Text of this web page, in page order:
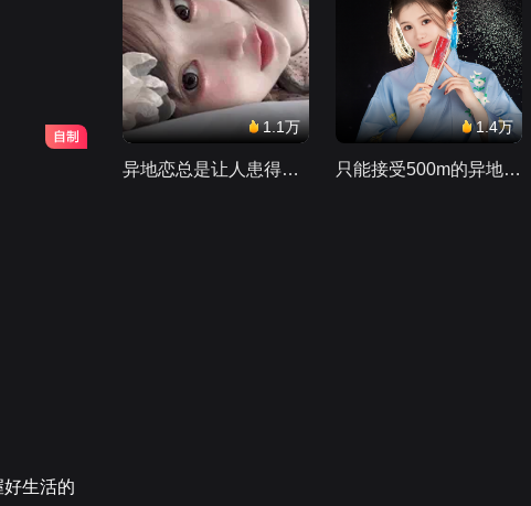
1.1万
异地恋总是让人患得患失。。。
1.4万
只能接受500m的异地恋，电动车没电了......